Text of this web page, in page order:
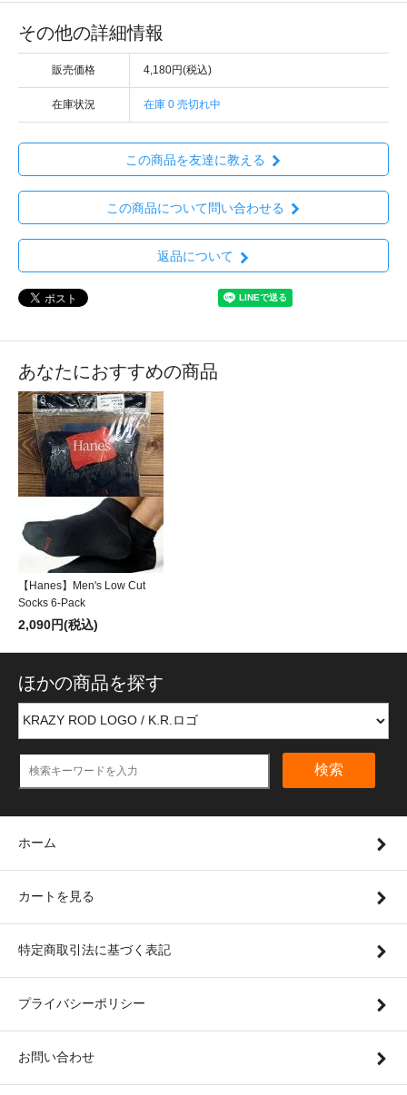
その他の詳細情報
販売価格 4,180円(税込)
在庫状況 在庫 0 売切れ中
この商品を友達に教える
この商品について問い合わせる
返品について
あなたにおすすめの商品
【Hanes】Men's Low Cut
Socks 6-Pack
2,090円(税込)
ほかの商品を探す
検索
ホーム
カートを見る
特定商取引法に基づく表記
プライバシーポリシー
お問い合わせ